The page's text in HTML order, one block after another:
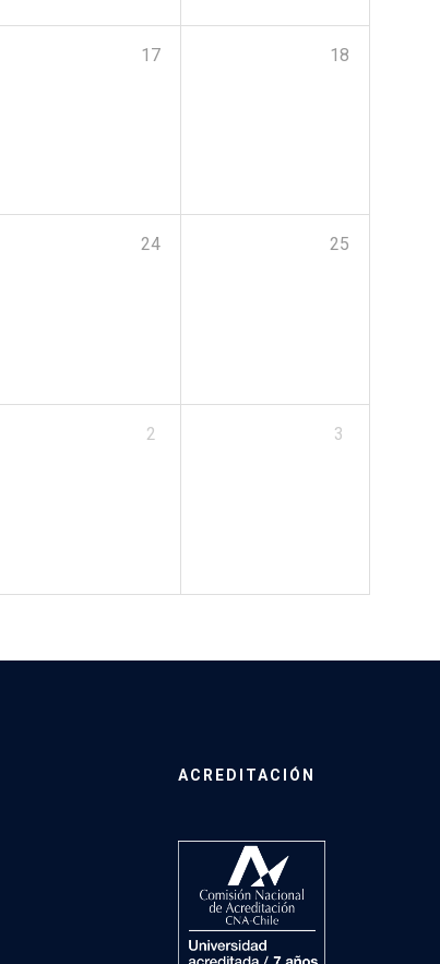
17 18
24 25
2 3
ACREDITACIÓN